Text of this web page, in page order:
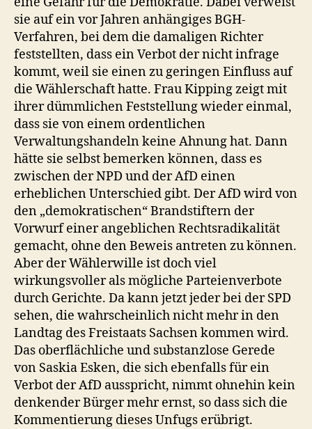
sie auf ein vor Jahren anhängiges BGH-
Verfahren, bei dem die damaligen Richter
feststellten, dass ein Verbot der nicht infrage
kommt, weil sie einen zu geringen Einfluss auf
die Wählerschaft hatte. Frau Kipping zeigt mit
ihrer dümmlichen Feststellung wieder einmal,
dass sie von einem ordentlichen
Verwaltungshandeln keine Ahnung hat. Dann
hätte sie selbst bemerken können, dass es
zwischen der NPD und der AfD einen
erheblichen Unterschied gibt. Der AfD wird von
den „demokratischen“ Brandstiftern der
Vorwurf einer angeblichen Rechtsradikalität
gemacht, ohne den Beweis antreten zu können.
Aber der Wählerwille ist doch viel
wirkungsvoller als mögliche Parteienverbote
durch Gerichte. Da kann jetzt jeder bei der SPD
sehen, die wahrscheinlich nicht mehr in den
Landtag des Freistaats Sachsen kommen wird.
Das oberflächliche und substanzlose Gerede
von Saskia Esken, die sich ebenfalls für ein
Verbot der AfD ausspricht, nimmt ohnehin kein
denkender Bürger mehr ernst, so dass sich die
Kommentierung dieses Unfugs erübrigt.